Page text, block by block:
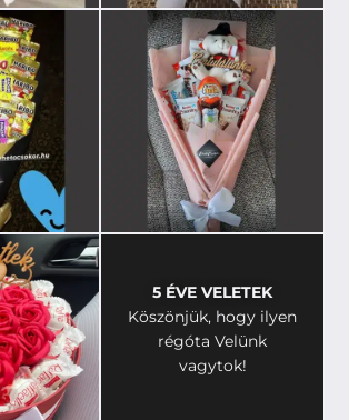
5 ÉVE VELETEK
Köszönjük, hogy ilyen
régóta Velünk
vagytok!